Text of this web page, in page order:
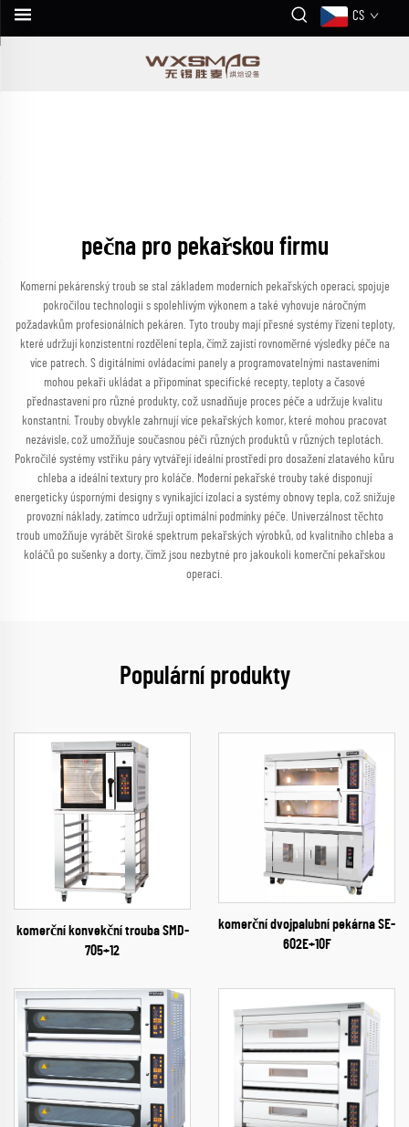
CS
pečna pro pekařskou firmu
Komerní pekárenský troub se stal základem moderních pekařských operací, spojuje
pokročilou technologii s spolehlivým výkonem a také vyhovuje náročným
požadavkům profesionálních pekáren. Tyto trouby mají přesné systémy řízení teploty,
které udržují konzistentní rozdělení tepla, čímž zajistí rovnoměrné výsledky péče na
více patrech. S digitálními ovládacími panely a programovatelnými nastaveními
mohou pekaři ukládat a připomínat specifické recepty, teploty a časové
přednastavení pro různé produkty, což usnadňuje proces péče a udržuje kvalitu
konstantní. Trouby obvykle zahrnují více pekařských komor, které mohou pracovat
nezávisle, což umožňuje současnou péči různých produktů v různých teplotách.
Pokročilé systémy vstřiku páry vytvářejí ideální prostředí pro dosažení zlatavého kůru
chleba a ideální textury pro koláče. Moderní pekařské trouby také disponují
energeticky úspornými designy s vynikající izolací a systémy obnovy tepla, což snižuje
provozní náklady, zatímco udržují optimální podmínky péče. Univerzálnost těchto
troub umožňuje vyrábět široké spektrum pekařských výrobků, od kvalitního chleba a
koláčů po sušenky a dorty, čímž jsou nezbytné pro jakoukoli komerční pekařskou
operaci.
Populární produkty
komerční konvekční trouba SMD-
705+12
komerční dvojpalubní pekárna SE-
602E+10F